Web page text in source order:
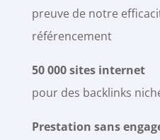
preuve de notre
référencement
50 000 sites internet
pour des backlinks
Prestation sans